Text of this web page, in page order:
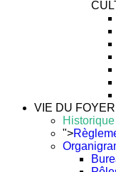
VIE DU FOYER
Historique
">